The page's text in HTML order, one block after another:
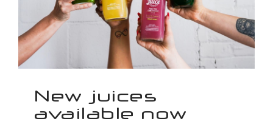
New juices
available now